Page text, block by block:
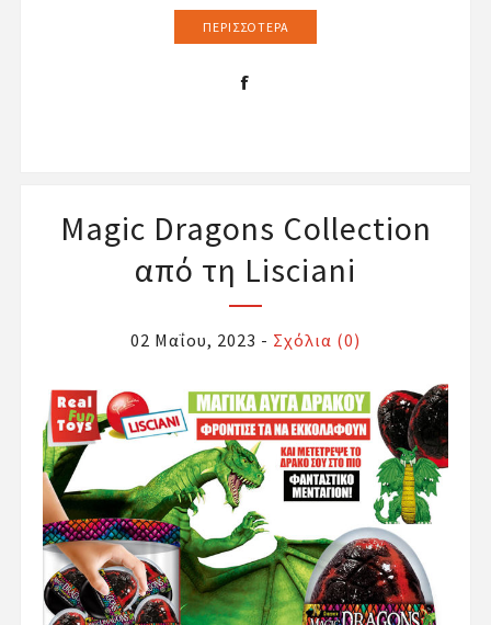
ΠΕΡΙΣΣΌΤΕΡΑ
Magic Dragons Collection
από τη Lisciani
02 Μαΐου, 2023 - Σχόλια (0)